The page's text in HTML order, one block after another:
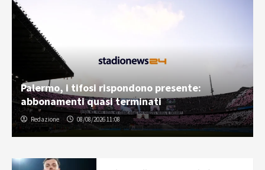
Palermo, i tifosi rispondono presente:
abbonamenti quasi terminati
Redazione 08/08/2026 11:08